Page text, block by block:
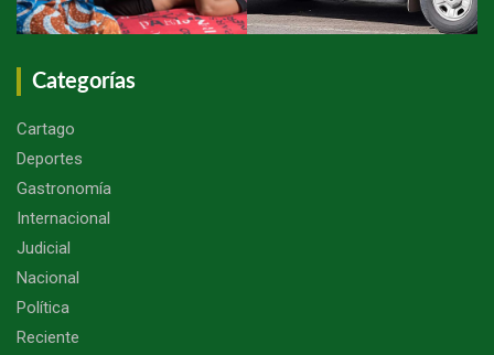
Categorías
Cartago
Deportes
Gastronomía
Internacional
Judicial
Nacional
Política
Reciente